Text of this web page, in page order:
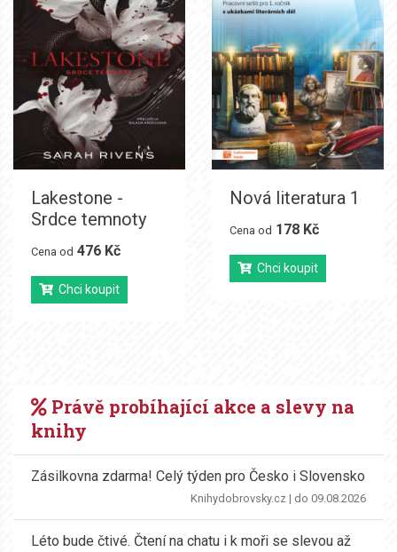
Lakestone -
Srdce temnoty
Cena od 476 Kč
Chci koupit
Nová literatura 1
Cena od 178 Kč
Chci koupit
Právě probíhající akce a slevy na
knihy
Zásilkovna zdarma! Celý týden pro Česko i Slovensko
Knihydobrovsky.cz | do 09.08.2026
Léto bude čtivé. Čtení na chatu i k moři se slevou až